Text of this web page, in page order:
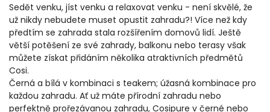
Sedět venku, jíst venku a relaxovat venku - není skvělé, že
už nikdy nebudete muset opustit zahradu?! Více než kdy
předtím se zahrada stala rozšířením domovů lidí. Ještě
větší potěšení ze své zahrady, balkonu nebo terasy však
můžete získat přidáním několika atraktivních předmětů
Cosi.
Černá a bílá v kombinaci s teakem; úžasná kombinace pro
každou zahradu. Ať už máte přírodní zahradu nebo
perfektně prořezávanou zahradu, Cosipure v černé nebo